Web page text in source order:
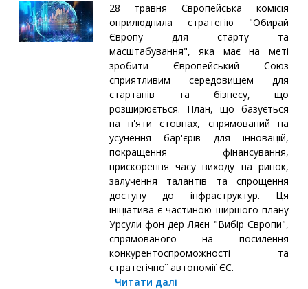
28 травня Європейська комісія
оприлюднила стратегію "Обирай
Європу для старту та
масштабування", яка має на меті
зробити Європейський Союз
сприятливим середовищем для
стартапів та бізнесу, що
розширюється. План, що базується
на п'яти стовпах, спрямований на
усунення бар'єрів для інновацій,
покращення фінансування,
прискорення часу виходу на ринок,
залучення талантів та спрощення
доступу до інфраструктур. Ця
ініціатива є частиною ширшого плану
Урсули фон дер Ляєн "Вибір Європи",
спрямованого на посилення
конкурентоспроможності та
стратегічної автономії ЄС.
Читати далі